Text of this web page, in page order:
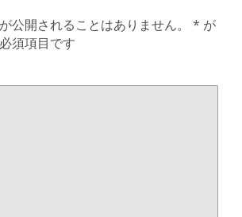
公開されることはありません。 * が
須項目です